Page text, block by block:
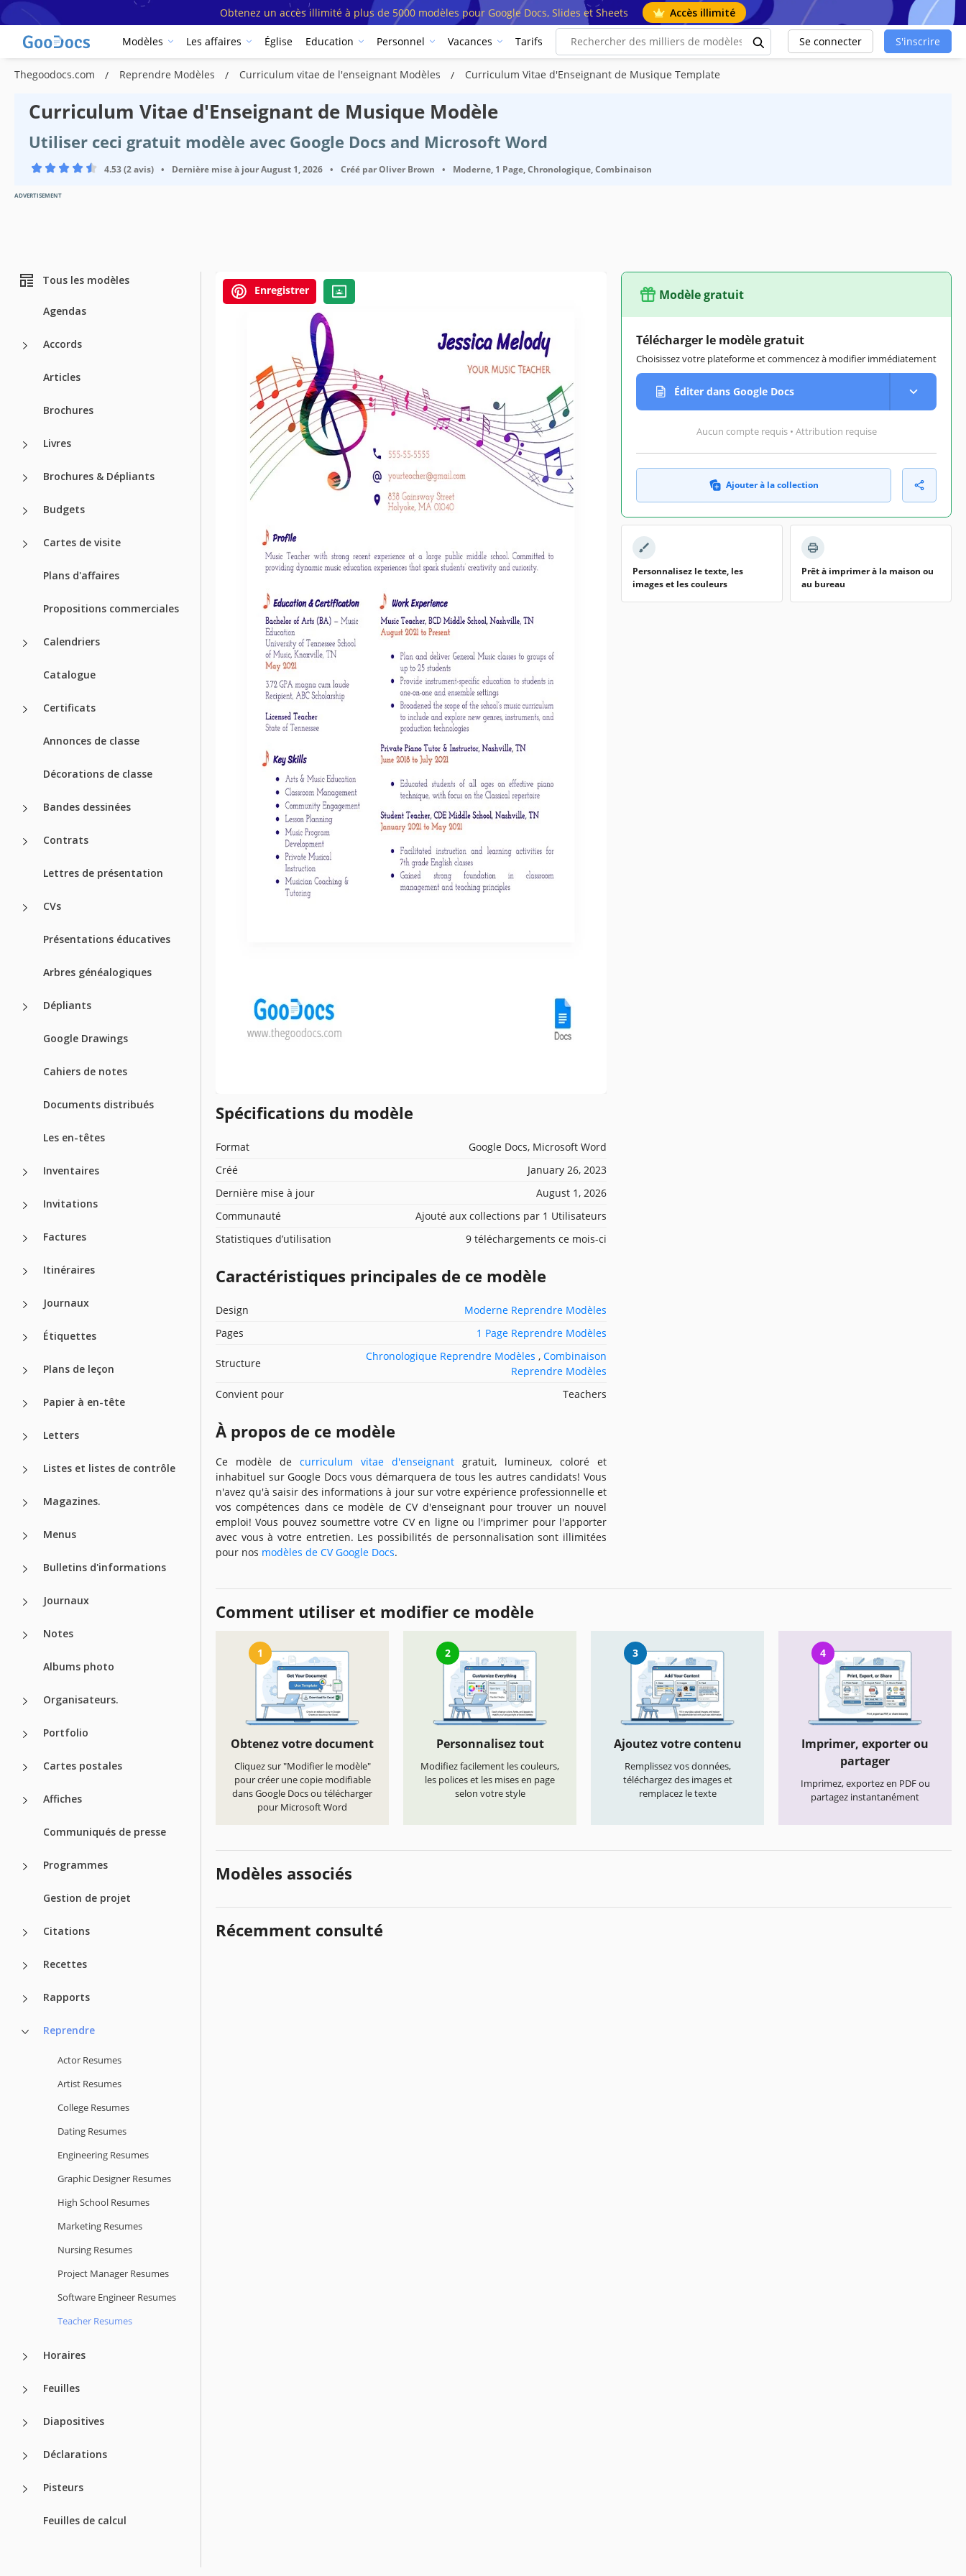
Obtenez un accès illimité à plus de 5000 modèles pour Google Docs, Slides et Sheets Accès illimité
Modèles Les affaires Église Education Personnel Vacances Tarifs Se connecter S'inscrire
Thegoodocs.com Reprendre Modèles Curriculum vitae de l'enseignant Modèles Curriculum Vitae d'Enseignant de Musique Template
Curriculum Vitae d'Enseignant de Musique Modèle
Utiliser ceci gratuit modèle avec Google Docs and Microsoft Word
4.53 (2 avis) • Dernière mise à jourAugust 1, 2026 • Créé parOliver Brown • Moderne, 1 Page, Chronologique, Combinaison
ADVERTISEMENT
Tous les modèles
Agendas
Accords
Articles
Brochures
Livres
Brochures & Dépliants
Budgets
Cartes de visite
Plans d'affaires
Propositions commerciales
Calendriers
Catalogue
Certificats
Annonces de classe
Décorations de classe
Bandes dessinées
Contrats
Lettres de présentation
CVs
Présentations éducatives
Arbres généalogiques
Dépliants
Google Drawings
Cahiers de notes
Documents distribués
Les en-têtes
Inventaires
Invitations
Factures
Itinéraires
Journaux
Étiquettes
Plans de leçon
Papier à en-tête
Letters
Listes et listes de contrôle
Magazines.
Menus
Bulletins d'informations
Journaux
Notes
Albums photo
Organisateurs.
Portfolio
Cartes postales
Affiches
Communiqués de presse
Programmes
Gestion de projet
Citations
Recettes
Rapports
Reprendre
Actor Resumes
Artist Resumes
College Resumes
Dating Resumes
Engineering Resumes
Graphic Designer Resumes
High School Resumes
Marketing Resumes
Nursing Resumes
Project Manager Resumes
Software Engineer Resumes
Teacher Resumes
Horaires
Feuilles
Diapositives
Déclarations
Pisteurs
Feuilles de calcul
Enregistrer
Spécifications du modèle
Format
Google Docs, Microsoft Word
Créé
January 26, 2023
Dernière mise à jour
August 1, 2026
Communauté
Ajouté aux collections par 1 Utilisateurs
Statistiques d’utilisation
9 téléchargements ce mois-ci
Caractéristiques principales de ce modèle
Design
Moderne Reprendre Modèles
Pages
1 Page Reprendre Modèles
Structure
Chronologique Reprendre Modèles , Combinaison
Reprendre Modèles
Convient pour
Teachers
À propos de ce modèle
Ce modèle de curriculum vitae d'enseignant gratuit, lumineux, coloré et
inhabituel sur Google Docs vous démarquera de tous les autres candidats! Vous
n'avez qu'à saisir des informations à jour sur votre expérience professionnelle et
vos compétences dans ce modèle de CV d'enseignant pour trouver un nouvel
emploi! Vous pouvez soumettre votre CV en ligne ou l'imprimer pour l'apporter
avec vous à votre entretien. Les possibilités de personnalisation sont illimitées
pour nos modèles de CV Google Docs.
Modèle gratuit
Télécharger le modèle gratuit
Choisissez votre plateforme et commencez à modifier immédiatement
Éditer dans Google Docs
Aucun compte requis • Attribution requise
Ajouter à la collection
Personnalisez le texte, les
images et les couleurs
Prêt à imprimer à la maison ou
au bureau
Comment utiliser et modifier ce modèle
1
Obtenez votre document
Cliquez sur "Modifier le modèle"
pour créer une copie modifiable
dans Google Docs ou télécharger
pour Microsoft Word
2
Personnalisez tout
Modifiez facilement les couleurs,
les polices et les mises en page
selon votre style
3
Ajoutez votre contenu
Remplissez vos données,
téléchargez des images et
remplacez le texte
4
Imprimer, exporter ou
partager
Imprimez, exportez en PDF ou
partagez instantanément
Modèles associés
Récemment consulté